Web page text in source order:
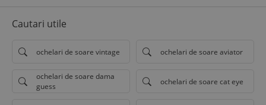
Cautari utile
ochelari de soare vintage ochelari de soare aviator
ochelari de soare dama
guess
ochelari de soare cat eye